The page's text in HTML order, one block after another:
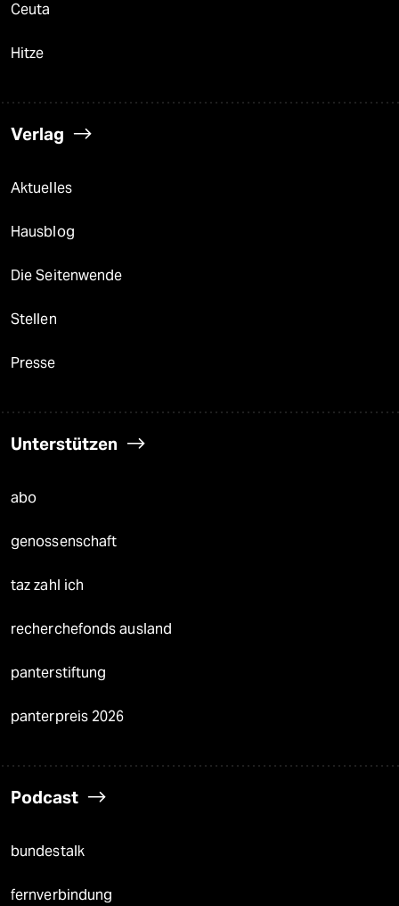
Ceuta
Hitze
Verlag
Aktuelles
Hausblog
Die Seitenwende
Stellen
Presse
Unterstützen
abo
genossenschaft
taz zahl ich
recherchefonds ausland
panterstiftung
panterpreis 2026
Podcast
bundestalk
fernverbindung